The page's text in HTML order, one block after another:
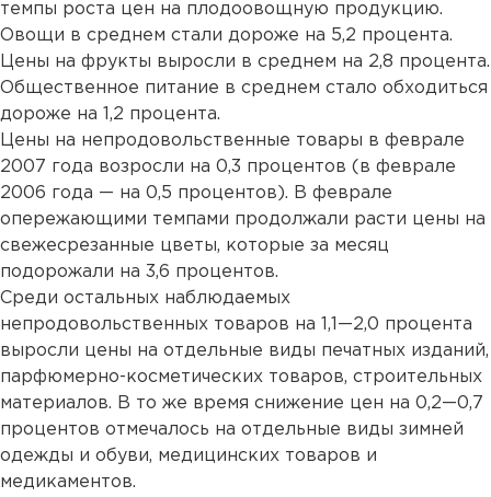
темпы роста цен на плодоовощную продукцию.
Овощи в среднем стали дороже на 5,2 процента.
Цены на фрукты выросли в среднем на 2,8 процента.
Общественное питание в среднем стало обходиться
дороже на 1,2 процента.
Цены на непродовольственные товары в феврале
2007 года возросли на 0,3 процентов (в феврале
2006 года — на 0,5 процентов). В феврале
опережающими темпами продолжали расти цены на
свежесрезанные цветы, которые за месяц
подорожали на 3,6 процентов.
Среди остальных наблюдаемых
непродовольственных товаров на 1,1—2,0 процента
выросли цены на отдельные виды печатных изданий,
парфюмерно-косметических товаров, строительных
материалов. В то же время снижение цен на 0,2—0,7
процентов отмечалось на отдельные виды зимней
одежды и обуви, медицинских товаров и
медикаментов.